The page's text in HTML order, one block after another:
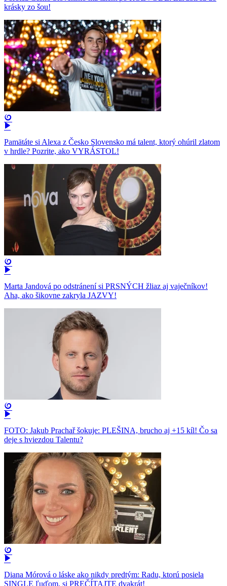
krásky zo šou!
Pamätáte si Alexa z Česko Slovensko má talent, ktorý ohúril zlatom
v hrdle? Pozrite, ako VYRÁSTOL!
Marta Jandová po odstránení si PRSNÝCH žliaz aj vaječníkov!
Aha, ako šikovne zakryla JAZVY!
FOTO: Jakub Prachař šokuje: PLEŠINA, brucho aj +15 kíl! Čo sa
deje s hviezdou Talentu?
Diana Mórová o láske ako nikdy predtým: Radu, ktorú posiela
SINGLE ľuďom, si PREČÍTAJTE dvakrát!